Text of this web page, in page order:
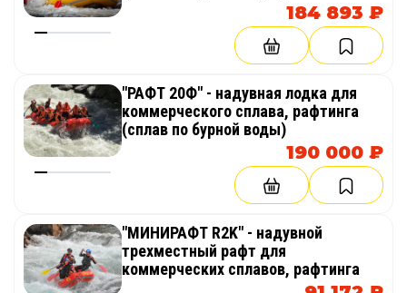
184 893 ₽
"РАФТ 20Ф" - надувная лодка для
коммерческого сплава, рафтинга
(сплав по бурной воды)
190 000 ₽
"МИНИРАФТ R2K" - надувной
трехместный рафт для
коммерческих сплавов, рафтинга